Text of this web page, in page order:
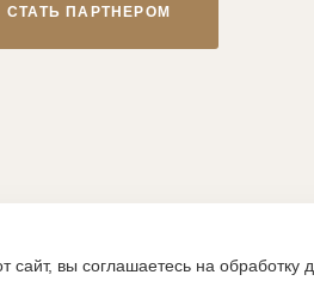
СТАТЬ ПАРТНЕРОМ
сайт, вы соглашаетесь на обработку